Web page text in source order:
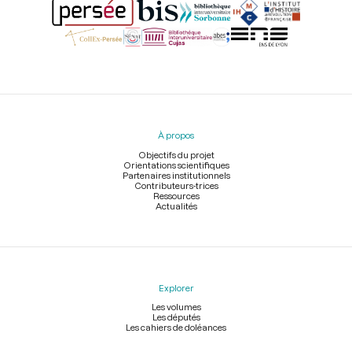
Menu
À propos
Objectifs du projet
Orientations scientifiques
Partenaires institutionnels
Contributeurs-trices
Ressources
Actualités
Explorer
Les volumes
Les députés
Les cahiers de doléances